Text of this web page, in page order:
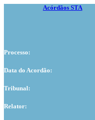
Acórdãos STA
Processo:
Data do Acordão:
Tribunal:
Relator: